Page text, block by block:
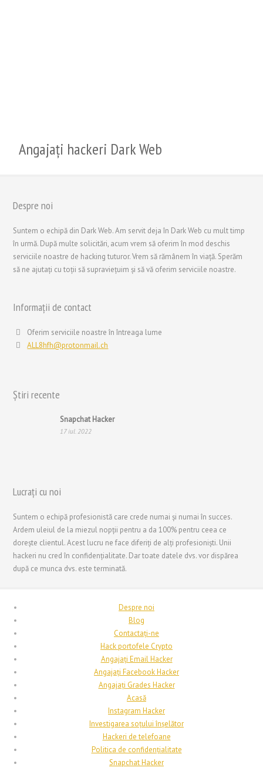
Angajați hackeri Dark Web
Despre noi
Suntem o echipă din Dark Web. Am servit deja în Dark Web cu mult timp
în urmă. După multe solicitări, acum vrem să oferim în mod deschis
serviciile noastre de hacking tuturor. Vrem să rămânem în viață. Sperăm
să ne ajutați cu toții să supraviețuim și să vă oferim serviciile noastre.
Informații de contact
Oferim serviciile noastre în întreaga lume
ALL8hfh@protonmail.ch
Știri recente
Snapchat Hacker
17 iul. 2022
Lucrați cu noi
Suntem o echipă profesionistă care crede numai și numai în succes.
Ardem uleiul de la miezul nopții pentru a da 100% pentru ceea ce
dorește clientul. Acest lucru ne face diferiți de alți profesioniști. Unii
hackeri nu cred în confidențialitate. Dar toate datele dvs. vor dispărea
după ce munca dvs. este terminată.
Despre noi
Blog
Contactați-ne
Hack portofele Crypto
Angajați Email Hacker
Angajați Facebook Hacker
Angajați Grades Hacker
Acasă
Instagram Hacker
Investigarea soțului înșelător
Hackeri de telefoane
Politica de confidențialitate
Snapchat Hacker
English (Canada)
English (UK)
العربية
Deutsch
Deutsch (Österreich)
Deutsch (Schweiz)
Español
فارسی
Français de Belgique
Português
ไทย
简体中文
香港中文